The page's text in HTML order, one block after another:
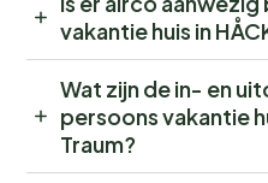
vakantie huis in
Wat zijn de in- en
persoons vakantie
Traum?